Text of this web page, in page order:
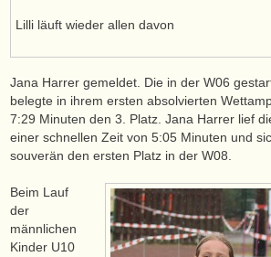
Lilli läuft wieder allen davon
Jana Harrer gemeldet. Die in der W06
belegte in ihrem ersten absolvierten
7:29 Minuten den 3. Platz. Jana Harrer lief
einer schnellen Zeit von 5:05 Minuten und
souverän den ersten Platz in der W08.
Beim Lauf
der
männlichen
Kinder U10